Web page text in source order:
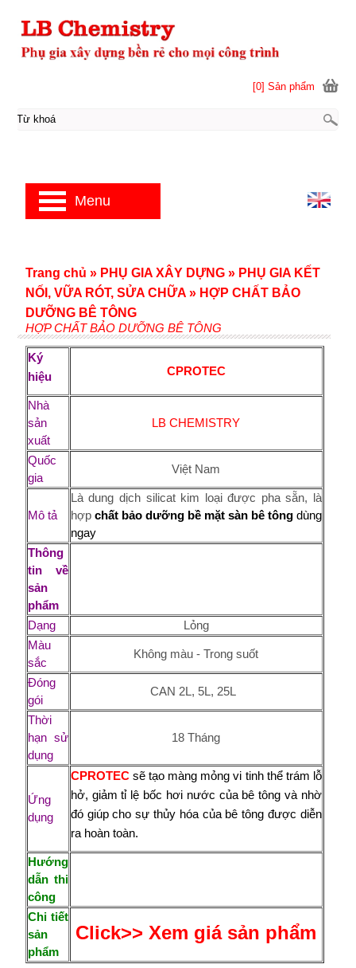
HỢP CHẤT BẢO DƯỠNG BÊ TÔNG
Ký
hiệu
CPROTEC
Nhà
sản
xuất
LB CHEMISTRY
Quốc
gia
Việt Nam
Mô tả
Là dung dịch silicat kim loại được pha sẵn, là
hợp chất bảo dưỡng bề mặt sàn bê tôngdùng
ngay
Thông
tin về
sản
phẩm
Dạng
Lỏng
Màu
sắc
Không màu - Trong suốt
Đóng
gói
CAN 2L, 5L, 25L
Thời
hạn sử
dụng
18 Tháng
Ứng
dụng
CPROTECsẽ tạo màng mỏng vi tinh thể trám lỗ
hở, giảm tỉ lệ bốc hơi nước của bê tông và nhờ
đó giúp cho sự thủy hóa của bê tông được diễn
ra hoàn toàn.
Hướng
dẫn thi
công
Chi tiết
sản
phẩm
Click>> Xem giá sản phẩm
Trang chủ » PHỤ GIA XÂY DỰNG » PHỤ GIA KẾT
NỐI, VỮA RÓT, SỬA CHỮA » HỢP CHẤT BẢO
DƯỠNG BÊ TÔNG
[0] Sản phẩm
Menu